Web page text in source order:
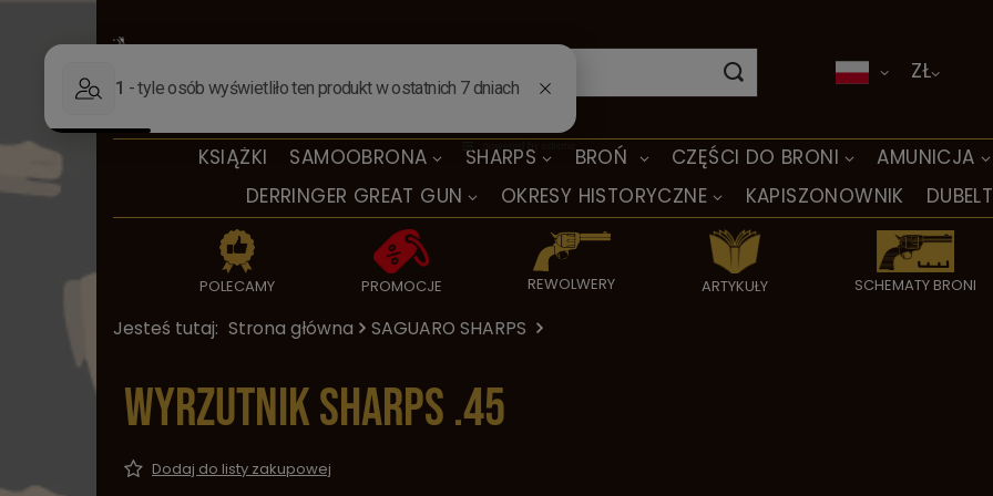
KSIĄŻKI SAMOOBRONA SHARPS BROŃ CZĘŚCI DO BRONI
AMUNICJA
DERRINGER GREAT GUN
OKRESY HISTORYCZNE KAPISZONOWNIK
POLECAMY PROMOCJE REWOLWERY ARTYKUŁY SCHEMATY BRONI
ZŁ
Jesteś tutaj: Strona główna SAGUARO SHARPS
Wyrzutnik Sharps .45
Dodaj do listy zakupowej